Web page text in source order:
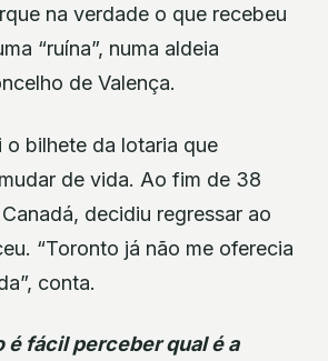
na verdade o que recebeu
“ruína”, numa aldeia
de Valença.
o bilhete da lotaria que
de vida. Ao fim de 38
decidiu regressar ao
“Toronto já não me oferecia
conta.
é fácil perceber qual é a